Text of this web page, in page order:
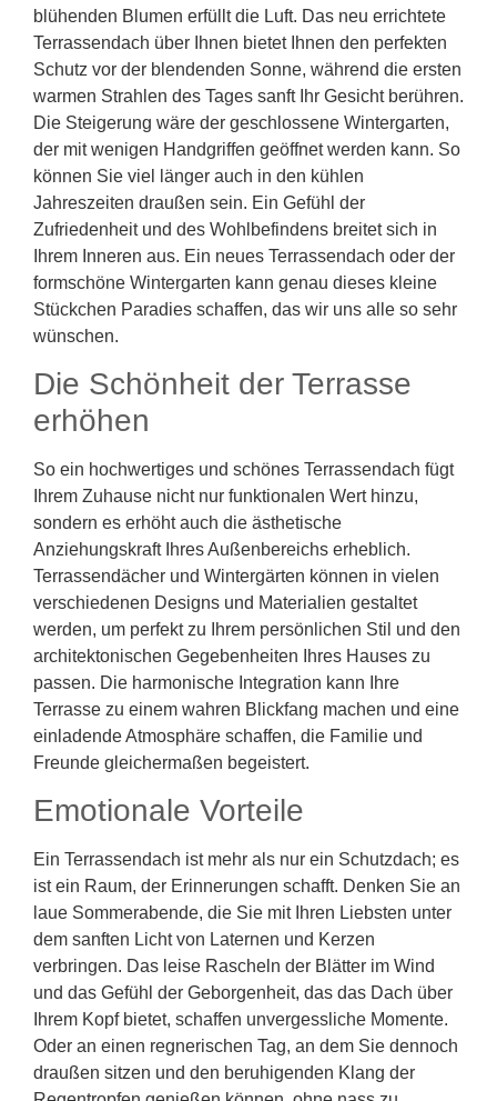
blühenden Blumen erfüllt die Luft. Das neu errichtete
Terrassendach über Ihnen bietet Ihnen den perfekten
Schutz vor der blendenden Sonne, während die ersten
warmen Strahlen des Tages sanft Ihr Gesicht berühren.
Die Steigerung wäre der geschlossene Wintergarten,
der mit wenigen Handgriffen geöffnet werden kann. So
können Sie viel länger auch in den kühlen
Jahreszeiten draußen sein. Ein Gefühl der
Zufriedenheit und des Wohlbefindens breitet sich in
Ihrem Inneren aus. Ein neues Terrassendach oder der
formschöne Wintergarten kann genau dieses kleine
Stückchen Paradies schaffen, das wir uns alle so sehr
wünschen.
Die Schönheit der Terrasse
erhöhen
So ein hochwertiges und schönes Terrassendach fügt
Ihrem Zuhause nicht nur funktionalen Wert hinzu,
sondern es erhöht auch die ästhetische
Anziehungskraft Ihres Außenbereichs erheblich.
Terrassendächer und Wintergärten können in vielen
verschiedenen Designs und Materialien gestaltet
werden, um perfekt zu Ihrem persönlichen Stil und den
architektonischen Gegebenheiten Ihres Hauses zu
passen. Die harmonische Integration kann Ihre
Terrasse zu einem wahren Blickfang machen und eine
einladende Atmosphäre schaffen, die Familie und
Freunde gleichermaßen begeistert.
Emotionale Vorteile
Ein Terrassendach ist mehr als nur ein Schutzdach; es
ist ein Raum, der Erinnerungen schafft. Denken Sie an
laue Sommerabende, die Sie mit Ihren Liebsten unter
dem sanften Licht von Laternen und Kerzen
verbringen. Das leise Rascheln der Blätter im Wind
und das Gefühl der Geborgenheit, das das Dach über
Ihrem Kopf bietet, schaffen unvergessliche Momente.
Oder an einen regnerischen Tag, an dem Sie dennoch
draußen sitzen und den beruhigenden Klang der